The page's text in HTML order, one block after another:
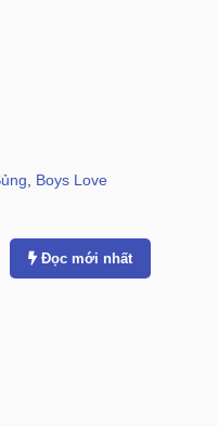
Boys Love
Đọc mới nhất